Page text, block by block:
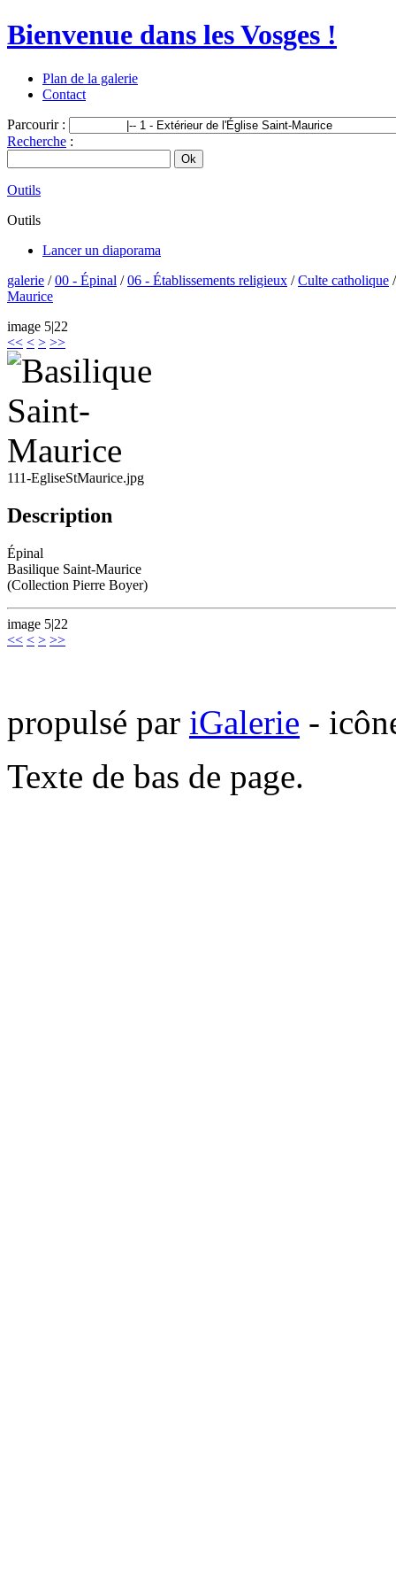
Bienvenue dans les Vosges !
Plan de la galerie
Contact
Parcourir :
Recherche :
Outils
Outils
Lancer un diaporama
galerie /00 - Épinal /06 - Établissements religieux /Culte catholique
Maurice
image 5|22
<< < > >>
111-EgliseStMaurice.jpg
Description
Épinal
Basilique Saint-Maurice
(Collection Pierre Boyer)
image 5|22
<< < > >>
propulsé par iGalerie -
Texte de bas de page.